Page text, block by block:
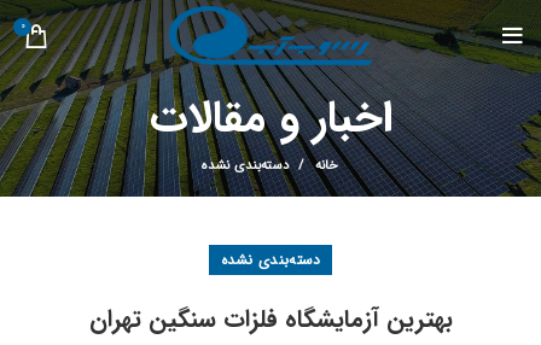
0
اخبار و مقالات
خانه دسته‌بندی نشده
دسته‌بندی نشده
بهترین آزمایشگاه فلزات سنگین تهران